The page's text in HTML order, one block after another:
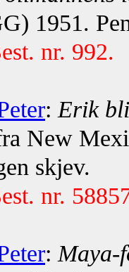
1951.
nr. 992.
: Erik
New
skjev.
nr.
: Maya-